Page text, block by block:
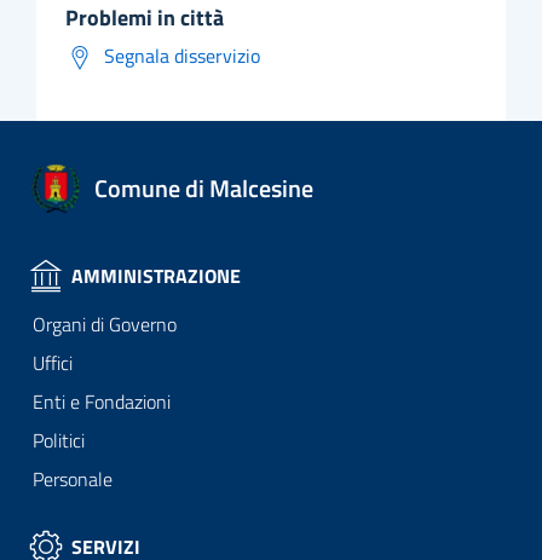
problemi in città
Segnala disservizio
Comune di Malcesine
AMMINISTRAZIONE
Organi di Governo
Uffici
Enti e Fondazioni
Politici
Personale
SERVIZI